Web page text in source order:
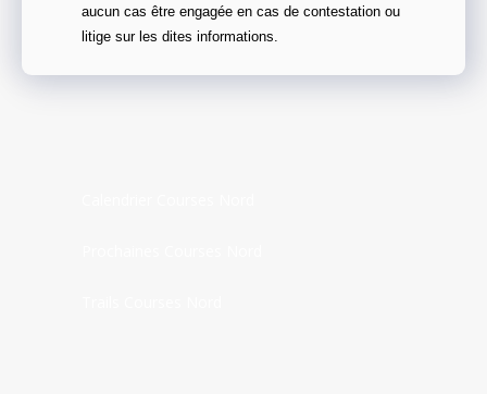
aucun cas être engagée en cas de contestation ou
litige sur les dites informations.